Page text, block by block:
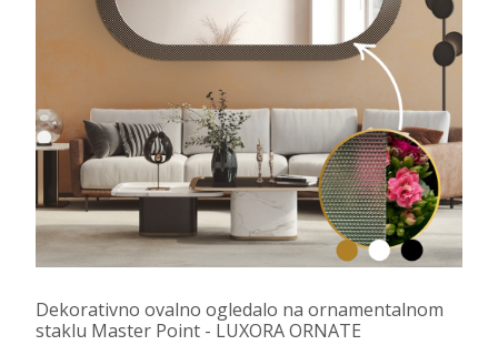
Dekorativno ovalno ogledalo na ornamentalnom
staklu Master Point - LUXORA ORNATE